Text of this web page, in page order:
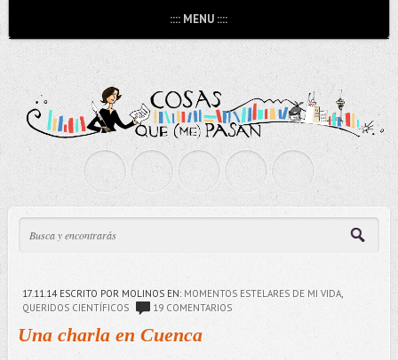
:::: MENU ::::
17.11.14ESCRITO POR MOLINOS EN: MOMENTOS ESTELARES DE MI VIDA,
QUERIDOS CIENTÍFICOS
19 COMENTARIOS
Una charla en Cuenca